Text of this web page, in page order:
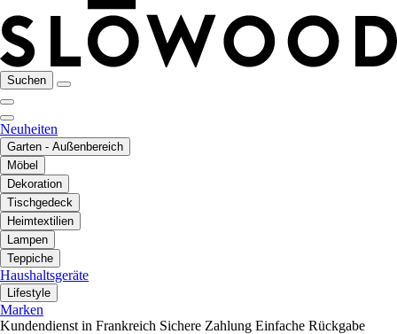
Suchen
Neuheiten
Garten - Außenbereich
Möbel
Dekoration
Tischgedeck
Heimtextilien
Lampen
Teppiche
Haushaltsgeräte
Lifestyle
Marken
Kundendienst in Frankreich Sichere Zahlung Einfache Rückgabe